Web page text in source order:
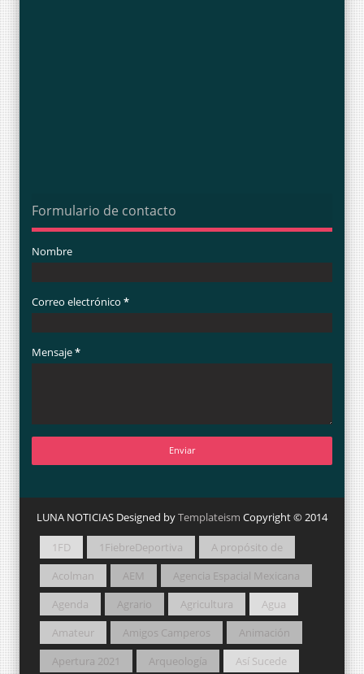
Formulario de contacto
Nombre
Correo electrónico *
Mensaje*
LUNA NOTICIAS Designed byTemplateism Copyright © 2014
1FD 1FiebreDeportiva
A propósito de
Acolman
AEM
Agencia Espacial Mexicana
Agenda
Agrario Agricultura
Agua
Amateur
Amigos Camperos
Animación
Apertura 2021
Arqueología
Así Sucede